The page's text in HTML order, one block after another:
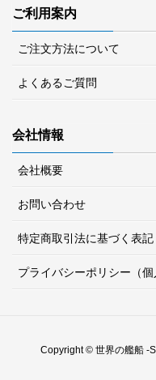
ご利用案内
ご注文方法について
よくあるご質問
会社情報
会社概要
お問い合わせ
特定商取引法に基づく表記
プライバシーポリシー（個
Copyright © 世界の艦船 -